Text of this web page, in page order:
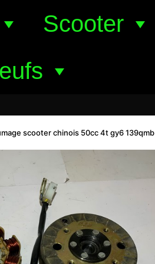
Scooter
scooter chinois 50cc 4t gy6 139qmb